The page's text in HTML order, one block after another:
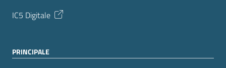
IC5 Digitale
PRINCIPALE